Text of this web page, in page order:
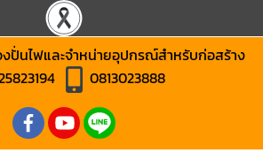
งปั่นไฟและจำหน่ายอุปกรณ์สำหรับก่อสร้าง
0813023888